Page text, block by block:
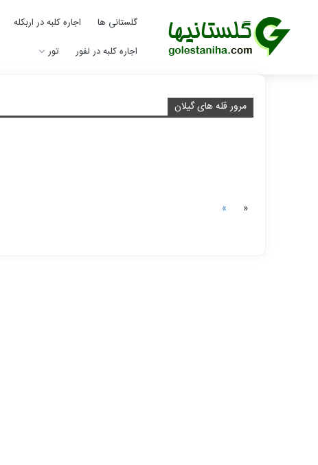
گلستانی ها اجاره کلبه در اربکله
اجاره کلبه در لفور
تور
مرور قله های گیلان
«
Previous
»